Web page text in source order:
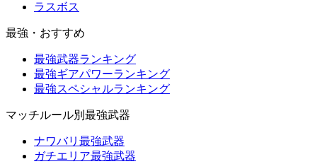
ラスボス
最強・おすすめ
最強武器ランキング
最強ギアパワーランキング
最強スペシャルランキング
マッチルール別最強武器
ナワバリ最強武器
ガチエリア最強武器